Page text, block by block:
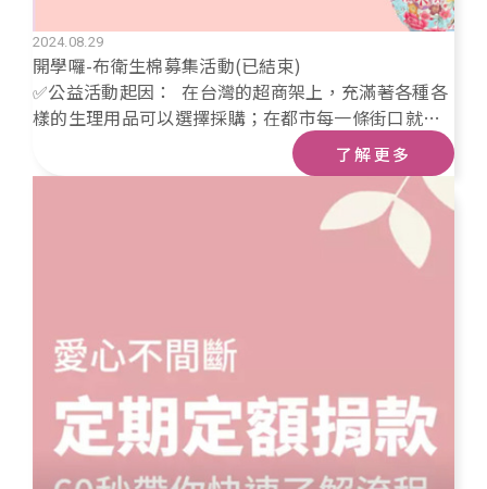
2024.08.29
開學囉-布衛生棉募集活動(已結束)
✅公益活動起因： 在台灣的超商架上，充滿著各種各
樣的生理用品可以選擇採購；在都市每一條街口就會
有便利超商可以購買生理用品來應急，是一件多方便
又幸福的事情呀~🧡
了解更多